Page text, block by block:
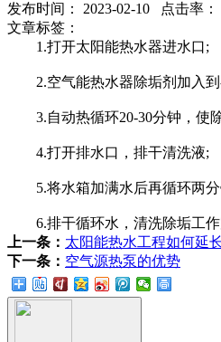
发布时间： 2023-02-10 点击率：
文章标签：
1.打开太阳能热水器进水口;
2.空气能热水器除垢剂加入到
3.自动热循环20-30分钟，使
4.打开排水口，排干清洗液;
5.将水箱加满水后再循环两分
6.排干循环水，清洗除垢工作
上一条： 太阳能热水工程如何延
下一条： 空气源热泵的优势